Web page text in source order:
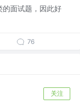
的面试题，因此好
76
关注